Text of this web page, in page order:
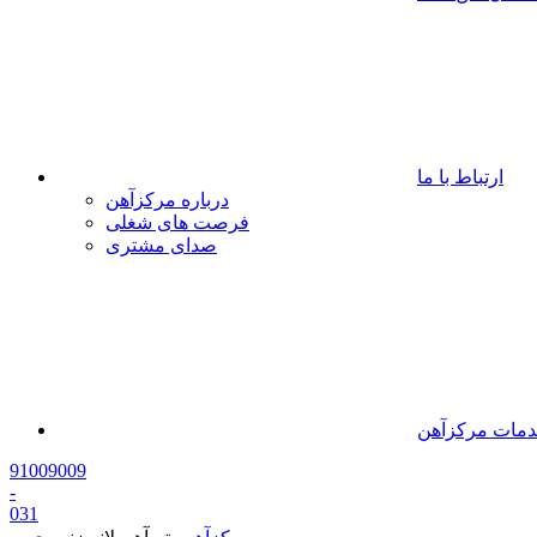
ارتباط با ما
درباره مرکزآهن
فرصت های شغلی
صدای مشتری
مرکزآهن
91009009
-
031